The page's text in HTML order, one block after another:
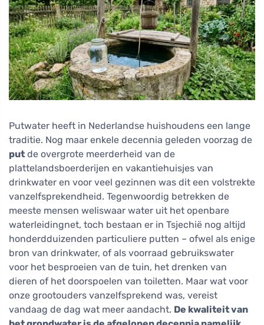
Putwater heeft in Nederlandse huishoudens een lange
traditie. Nog maar enkele decennia geleden voorzag de
put de overgrote meerderheid van de
plattelandsboerderijen en vakantiehuisjes van
drinkwater en voor veel gezinnen was dit een volstrekte
vanzelfsprekendheid. Tegenwoordig betrekken de
meeste mensen weliswaar water uit het openbare
waterleidingnet, toch bestaan er in Tsjechië nog altijd
honderdduizenden particuliere putten – ofwel als enige
bron van drinkwater, of als voorraad gebruikswater
voor het besproeien van de tuin, het drenken van
dieren of het doorspoelen van toiletten. Maar wat voor
onze grootouders vanzelfsprekend was, vereist
vandaag de dag wat meer aandacht. De kwaliteit van